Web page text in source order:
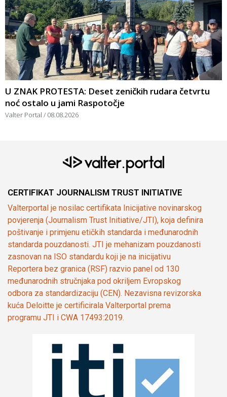
U ZNAK PROTESTA: Deset zeničkih rudara četvrtu
noć ostalo u jami Raspotočje
Valter Portal 08.08.2026
CERTIFIKAT JOURNALISM TRUST INITIATIVE
Valterportal je nosilac certifikata Inicijative novinarskog
povjerenja (Journalism Trust Initiative/JTI), koja definira
poštivanje i primjenu etičkih standarda i međunarodnih
standarda pouzdanosti. JTI je mehanizam pouzdanosti
zasnovan na ISO standardu koji je na inicijativu
Reportera bez granica (RSF) razvio panel od 130
međunarodnih stručnjaka pod okriljem Evropskog
odbora za standardizaciju (CEN). Nezavisna revizorska
kuća Deloitte je certificirala Valterportal prema
programu JTI i CWA 17493:2019.